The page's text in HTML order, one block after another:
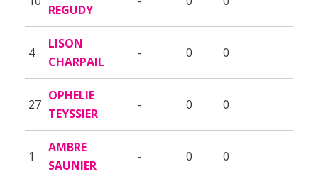
REGUDY
4
LISON
CHARPAIL
- 0 0
27
OPHELIE
TEYSSIER
- 0 0
1
AMBRE
SAUNIER
- 0 0